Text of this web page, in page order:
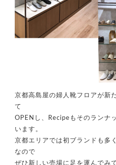
京都高島屋の婦人靴フロアが新
て
OPENし、Recipeもそのランナ
います。
京都エリアでは初ブランドも多
なので
ぜひ新しい売場に足を運んでみ